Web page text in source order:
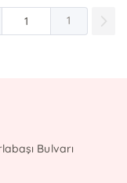
1
Bulvarı